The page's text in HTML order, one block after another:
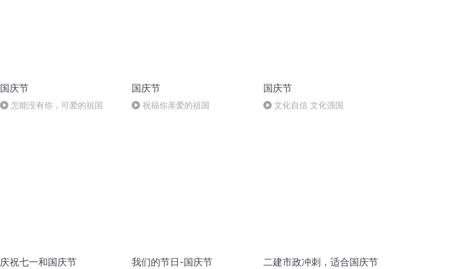
国庆节
怎能没有你，可爱的祖国
国庆节
祝福你亲爱的祖国
国庆节
文化自信 文化强国
庆祝七一和国庆节 我们的节日-国庆节
二建市政冲刺，适合国庆节